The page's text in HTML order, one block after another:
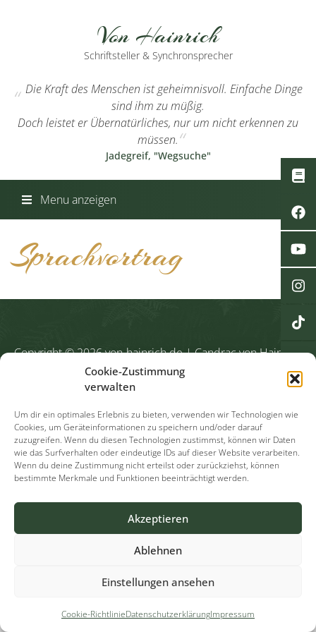
Cookie-Zustimmung
verwalten
Um dir ein optimales Erlebnis zu bieten, verwenden wir Technologien wie
Cookies, um Geräteinformationen zu speichern und/oder darauf
zuzugreifen. Wenn du diesen Technologien zustimmst, können wir Daten
wie das Surfverhalten oder eindeutige IDs auf dieser Website verarbeiten.
Wenn du deine Zustimmung nicht erteilst oder zurückziehst, können
bestimmte Merkmale und Funktionen beeinträchtigt werden.
Akzeptieren
Ablehnen
Einstellungen ansehen
Cookie-RichtlinieDatenschutzerklärungImpressum
Von Hainrich
Schriftsteller & Synchronsprecher
Die Kraft des Menschen ist geheimnisvoll. Einfache Dinge
sind ihm zu müßig.
Doch leistet er Übernatürliches, nur um nicht erkennen zu
müssen.
Jadegreif, "Wegsuche"
Menu anzeigen
Sprachvortrag
Copyright © 2026von-hainrich.de| Candrac von Hainrich
Alle Rechte vorbehalten.